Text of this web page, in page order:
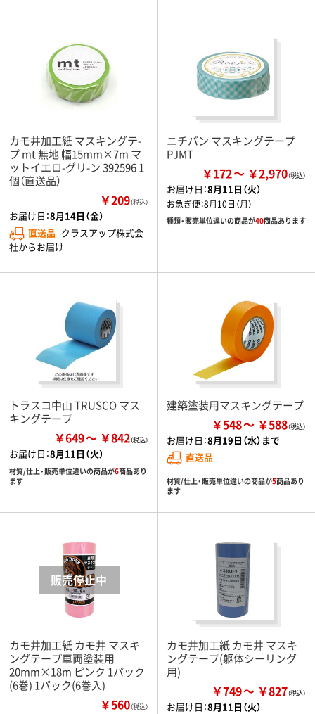
カモ井加工紙 マスキングテ-
プ mt 無地 幅15mm×7m マ
ットイエロ-グリ-ン 392596 1
個（直送品）
￥209（税込）
お届け日：8月14日（金）
直送品 クラスアップ株式会
社からお届け
ニチバン マスキングテープ
PJMT
￥172 ￥2,970
お届け日：8月11日（火）
お急ぎ便：8月10日（月）
種類・販売単位違いの商品が40商品あります
トラスコ中山 TRUSCO マス
キングテープ
￥649 ￥842
お届け日：8月11日（火）
材質/仕上・販売単位違いの商品が6商品あり
ます
建築塗装用マスキングテープ
￥548 ￥588
お届け日：8月19日（水）まで
直送品
材質/仕上・販売単位違いの商品が5商品あり
ます
カモ井加工紙 カモ井 マスキ
ングテープ車両塗装用
20mm×18m ピンク 1パック
(6巻) 1パック(6巻入)
￥560（税込）
カモ井加工紙 カモ井 マスキ
ングテープ(躯体シーリング
用)
￥749 ￥827
お届け日：8月11日（火）